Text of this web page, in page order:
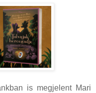
is megjelent Mari